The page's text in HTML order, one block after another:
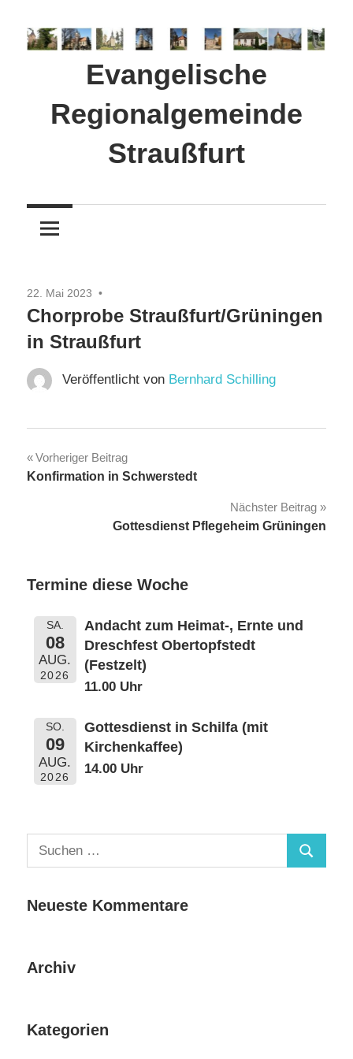
Inhalt
Evangelische
Regionalgemeinde
Straußfurt
22. Mai 2023
Chorprobe Straußfurt/Grüningen
in Straußfurt
Veröffentlicht von Bernhard Schilling
Beitragsnavigation
Vorheriger Beitrag
Konfirmation in Schwerstedt
Nächster Beitrag
Gottesdienst Pflegeheim Grüningen
Termine diese Woche
SA.
08
AUG.
2026
Andacht zum Heimat-, Ernte und
Dreschfest Obertopfstedt
(Festzelt)
11.00 Uhr
SO.
09
AUG.
2026
Gottesdienst in Schilfa (mit
Kirchenkaffee)
14.00 Uhr
Suchen
nach:
Suchen
Neueste Kommentare
Archiv
Kategorien